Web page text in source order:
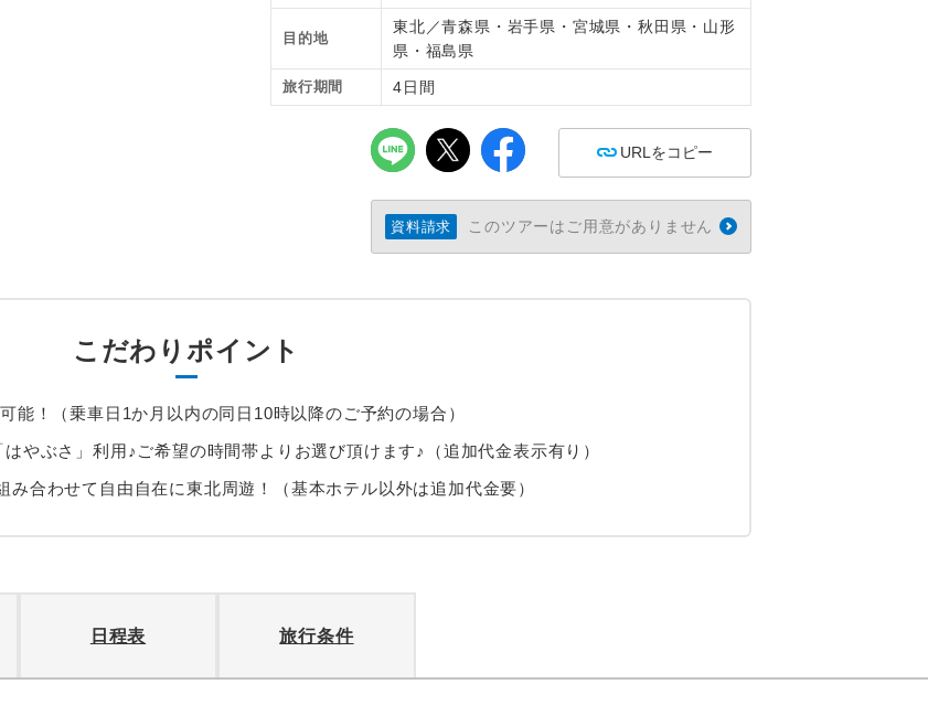
目的地
東北／青森県・岩手県・宮城県・秋田県・山形
県・福島県
旅行期間 4日間
URLをコピー
資料請求 このツアーはご用意がありません
こだわりポイント
能！（乗車日1か月以内の同日10時以降のご予約の場合）
やぶさ」利用♪ご希望の時間帯よりお選び頂けます♪（追加代金表示有り）
合わせて自由自在に東北周遊！（基本ホテル以外は追加代金要）
日程表 旅行条件